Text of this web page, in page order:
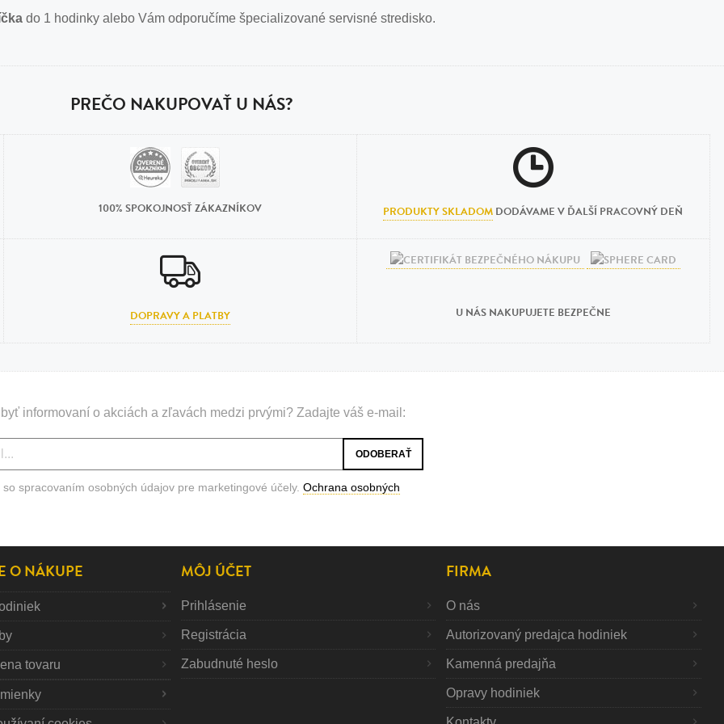
oceľ
oceľ
oceľ
oceľ
/ koža
do 1 hodinky alebo Vám odporučíme špecializované servisné stredisko.
PREČO NAKUPOVAŤ U NÁS?
100% SPOKOJNOSŤ ZÁKAZNÍKOV PRODUKTY SKLADOM DODÁVAME V ĎALŠÍ PRACOVNÝ DEŇ
DOPRAVY A PLATBY U NÁS NAKUPUJETE BEZPEČNE
informovaní o akciách a zľavách medzi prvými? Zadajte váš e-mail:
so spracovaním osobných údajov pre marketingové účely. Ochrana osobných
O NÁKUPE
tovaru
MÔJ ÚČET
Prihlásenie
Registrácia
Zabudnuté heslo
FIRMA
O nás
Autorizovaný predajca hodiniek
Kamenná predajňa
Opravy hodiniek